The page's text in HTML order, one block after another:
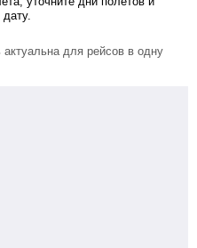
для рейсов в одну